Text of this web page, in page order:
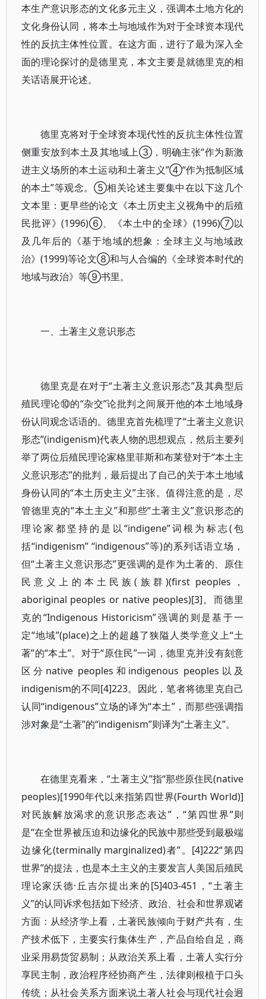
本生产意识形态的文化多元主义，强调本土地方化的
文化身份认同，将本土与地域作为对于全球资本现代
性的反抗主体性位置。在这方面，进行了最为深入全
面的理论探讨的是德里克，本文主要是就德里克的相
关话语展开论述。
德里克将对于全球资本现代性的反抗主体性位置
侧重安放到本土及其地域上③，明确主张“作为新激
进主义场所的本土运动和土著主义”④“作为抵制区域
的本土”等观念。⑤相关论述主要集中在以下这几个
文本里：更早些的论文《本土历史主义视角中的后殖
民批评》(1996)⑥、《本土中的全球》(1996)⑦以
及几年后的《基于地域的想象：全球主义与地域政
治》(1999)等论文⑧和与人合编的《全球资本时代的
地域与政治》等⑨书里。
一、土著主义意识形态
德里克是在对于“土著主义意识形态”及其典型后
殖民理论⑩的“杂交”论批判之间展开他的本土地域身
份认同观念话语的。德里克首先梳理了“土著主义意识
形态”(indigenism)代表人物的思想观点，然后主要列
举了两位后殖民理论家格里菲斯和布莱登对于“本土主
义意识形态”的批判，最后提出了自己的关于本土地域
身份认同的“本土历史主义”主张。值得注意的是，尽
管德里克的“本土主义”和那些“土著主义”意识形态的
理论家都坚持的是以“indigene”词根为标志(包
括“indigenism” “indigenous”等)的系列话语立场，
但“土著主义意识形态”更强调的是作为土著的、原住
民意义上的本土民族(族群)(first peoples，
aboriginal peoples or native peoples)[3]。而德里
克的“Indigenous Historicism”强调的则是基于一
定“地域”(place)之上的超越了狭隘人类学意义上“土
著”的“本土”。对于“原住民”一词，德里克并没有刻意
区分native peoples和indigenous peoples以及
indigenism的不同[4]223。因此，笔者将德里克自己
认同“indigenous”立场的译为“本土”，而那些强调指
涉对象是“土著”的“indigenism”则译为“土著主义”。
在德里克看来，“土著主义”指“那些原住民(native
peoples)[1990年代以来指第四世界(Fourth World)]
对民族解放渴求的意识形态表达”，“第四世界”则
是“在全世界被压迫和边缘化的民族中那些受到最极端
边缘化(terminally marginalized)者”。[4]222“第四
世界”的提法，也是本土主义的主要发言人美国后殖民
理论家沃德·丘吉尔提出来的[5]403-451，“土著主
义”的认同诉求包括如下经济、政治、社会和世界观诸
方面：从经济学上看，土著民族倾向于财产共有，生
产技术低下，主要实行集体生产，产品自给自足，商
业采用易货贸易制；从政治关系上看，土著人实行分
享民主制，政治程序经协商产生，法律则根植于口头
传统；从社会关系方面来说土著人社会与现代社会迥